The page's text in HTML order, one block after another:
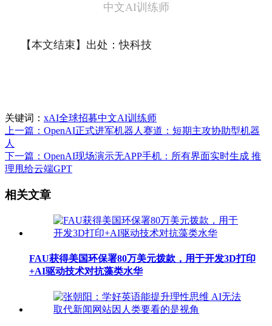
中文AI训练师
【本文结束】出处：快科技
关键词： xAI全球招募中文AI训练师
上一篇：OpenAI正式进军机器人赛道：短期主攻协助型机器
人
下一篇：OpenAI现场演示无APP手机：所有界面实时生成 推
理甩给云端GPT
相关文章
FAU获得美国环保署80万美元拨款，用于开发3D打印
+AI驱动技术对抗藻类水华